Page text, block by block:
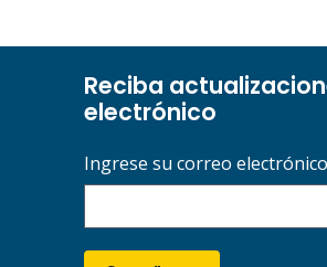
Reciba
electrónico
Ingrese su correo electrónico